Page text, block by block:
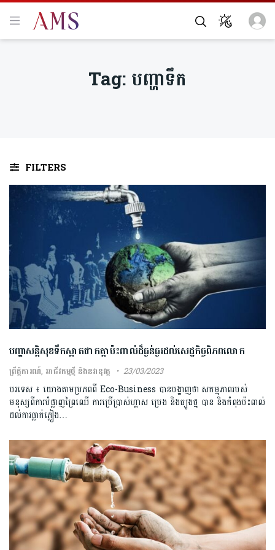
Tag:បញ្ហាទឹក
FILTERS
បញ្ហាសន្តិសុខទឹកស្អាតជាកត្តាប៉ះពាល់ដ៏ធ្ងន់ធ្ងរដល់សេដ្ឋកិច្ចពិភពលោក
ព្រឹត្តិការណ៍, អាជីវកម្មថ្មី និងនវានុវត្ត 23/03/2023
បរទេស ៖ យោងតាមប្រភពពី Eco-Business បានបង្ហាញថា សកម្មភាពរបស់
មនុស្សពីការបំផ្លាញព្រៃឈើ ការប្រើប្រាស់ហ្គាស ប្រេង និងធ្យូងថ្ម បាន និងកំពុងប៉ះពាល់
ដល់ការធ្លាក់ភ្លៀង…